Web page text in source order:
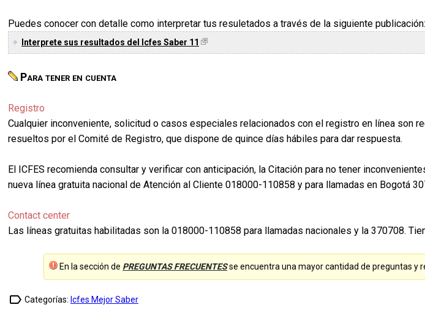
Puedes conocer con detalle como interpretar tus resuletados a través de la siguiente publicación:
Interprete sus resultados del Icfes Saber 11
Para tener en cuenta
Registro
Cualquier inconveniente, solicitud o casos especiales relacionados con el registro en línea son
resueltos por el Comité de Registro, que dispone de quince días hábiles para dar respuesta.
El ICFES recomienda consultar y verificar con anticipación, la Citación para no tener
nueva línea gratuita nacional de Atención al Cliente 018000-110858 y para llamadas en Bogotá
Contact center
Las líneas gratuitas habilitadas son la 018000-110858 para llamadas nacionales y la 370708.
En la sección de PREGUNTAS FRECUENTESse encuentra una mayor cantidad de preguntas y
label_outline Categorías: Icfes Mejor Saber